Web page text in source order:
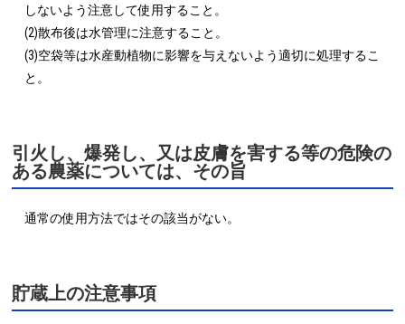
しないよう注意して使用すること。
(2)散布後は水管理に注意すること。
(3)空袋等は水産動植物に影響を与えないよう適切に処理するこ
と。
引火し、爆発し、又は皮膚を害する等の危険の
ある農薬については、その旨
通常の使用方法ではその該当がない。
貯蔵上の注意事項